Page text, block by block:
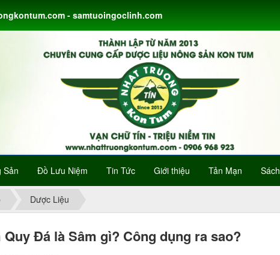
Sản Đồ Lưu Niệm Tin Tức Giới thiệu Tản Mạn
- samtuoingoclinh.com
Dược Liệu
Quy Đá là Sâm gì? Công dụng ra sao?